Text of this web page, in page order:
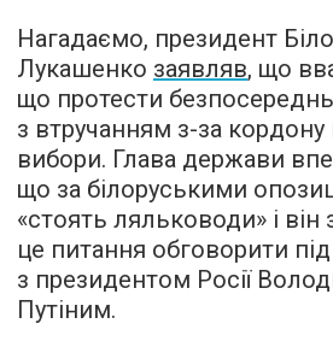
Нагадаємо, президент
Лукашенко заявляв, що
що протести
з втручанням з-за кордону
вибори. Глава держави
що за білоруськими
«стоять ляльководи» і він
це питання обговорити під
з президентом Росії
Путіним.